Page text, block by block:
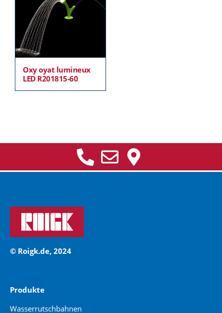
Oxy oyat lumineux
LED R201815-60
© Roigk.de, 2024
Produkte
Wasserrutschbahnen